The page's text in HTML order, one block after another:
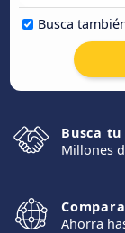
Busca
Busca
Millones
Ahorra